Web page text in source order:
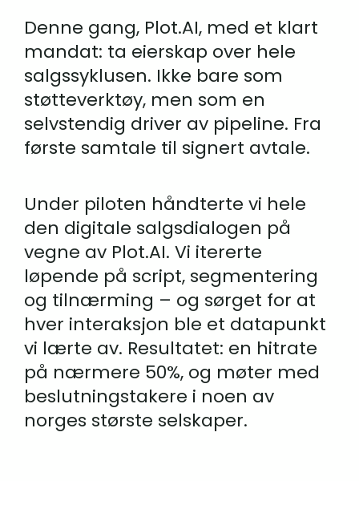
Denne gang, Plot.AI, med et klart
mandat: ta eierskap over hele
salgssyklusen. Ikke bare som
støtteverktøy, men som en
selvstendig driver av pipeline. Fra
første samtale til signert avtale.
Under piloten håndterte vi hele
den digitale salgsdialogen på
vegne av Plot.AI. Vi itererte
løpende på script, segmentering
og tilnærming – og sørget for at
hver interaksjon ble et datapunkt
vi lærte av. Resultatet: en hitrate
på nærmere 50%, og møter med
beslutningstakere i noen av
norges største selskaper.